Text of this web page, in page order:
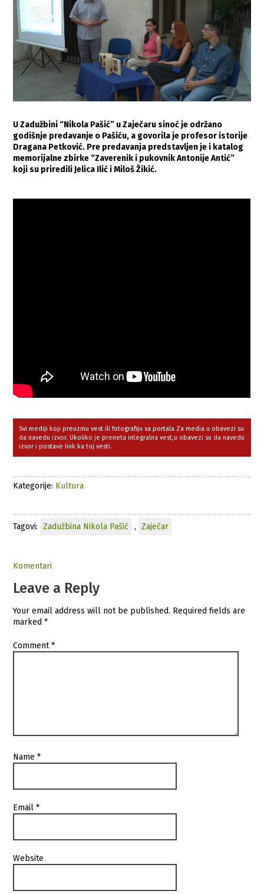
U Zadužbini “Nikola Pašić” u Zaječaru sinoć je održano
godišnje predavanje o Pašiću, a govorila je profesor istorije
Dragana Petković. Pre predavanja predstavljen je i katalog
memorijalne zbirke “Zaverenik i pukovnik Antonije Antić”
koji su priredili Jelica Ilić i Miloš Žikić.
Svi mediji koji preuzmu vest ili fotografiju sa portala Za media u obavezi su
da navedu izvor. Ukoliko je preneta integralna vest,u obavezi su da navedu
izvor i postave link ka toj vesti.
Kategorije: Kultura
Tagovi: Zadužbina Nikola Pašić , Zaječar
Komentari
Leave a Reply
Your email address will not be published. Required fields are
marked*
Comment*
Name*
Email*
Website